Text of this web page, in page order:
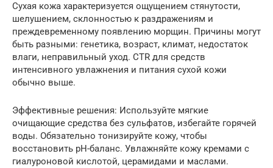
Сухая кожа характеризуется ощущением стянутости,
шелушением, склонностью к раздражениям и
преждевременному появлению морщин. Причины могут
быть разными: генетика, возраст, климат, недостаток
влаги, неправильный уход. CTR для средств
интенсивного увлажнения и питания сухой кожи
обычно выше.
Эффективные решения: Используйте мягкие
очищающие средства без сульфатов, избегайте горячей
воды. Обязательно тонизируйте кожу, чтобы
восстановить pH-баланс. Увлажняйте кожу кремами с
гиалуроновой кислотой, церамидами и маслами.